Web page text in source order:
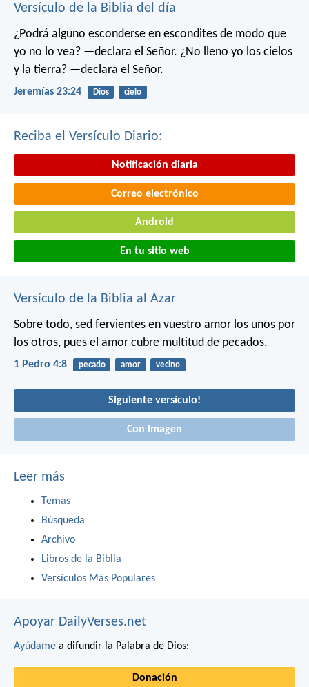
Versículo de la Biblia del día
¿Podrá alguno esconderse en escondites de modo que
yo no lo vea? —declara el Señor. ¿No lleno yo los cielos
y la tierra? —declara el Señor.
Jeremías 23:24 Dios cielo
Reciba el Versículo Diario:
Notificación diaria
Correo electrónico
Android
En tu sitio web
Versículo de la Biblia al Azar
Sobre todo, sed fervientes en vuestro amor los unos por
los otros, pues el amor cubre multitud de pecados.
1 Pedro 4:8 pecado amor vecino
Siguiente versículo!
Con imagen
Leer más
Temas
Búsqueda
Archivo
Libros de la Biblia
Versículos Más Populares
Apoyar DailyVerses.net
Ayúdame a difundir la Palabra de Dios:
Donación